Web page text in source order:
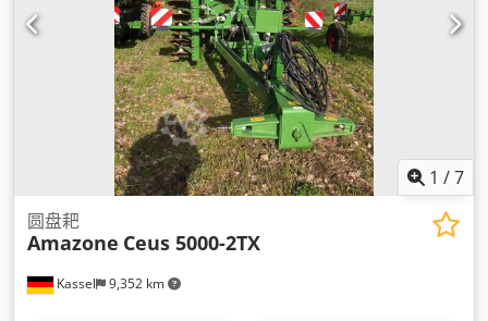
1 /7
Kassel 9,352 km
圆盘耙
Amazone Ceus 5000-2TX